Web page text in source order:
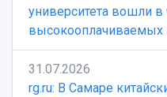
Учебный аэродром
Центр истории
Умный дом бабочек
Международный
университета вошли
высокооплачиваемых
31.07.2026
rg.ru: В Самаре